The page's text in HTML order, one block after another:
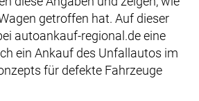
getroffen hat. Auf dieser
autoankauf-regional.de eine
ein Ankauf des Unfallautos im
für defekte Fahrzeuge